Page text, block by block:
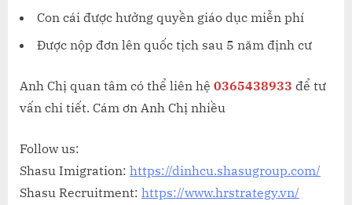
Con cái được hưởng quyền giáo dục miễn phí
Được nộp đơn lên quốc tịch sau 5 năm định cư
Anh Chị quan tâm có thể liên hệ 0365438933 để tư
vấn chi tiết. Cám ơn Anh Chị nhiều
Follow us:
Shasu Imigration: https://dinhcu.shasugroup.com/
Shasu Recruitment: https://www.hrstrategy.vn/